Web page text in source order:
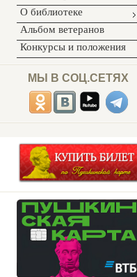
О библиотеке
Альбом ветеранов
Конкурсы и положения
МЫ В СОЦ.СЕТЯХ